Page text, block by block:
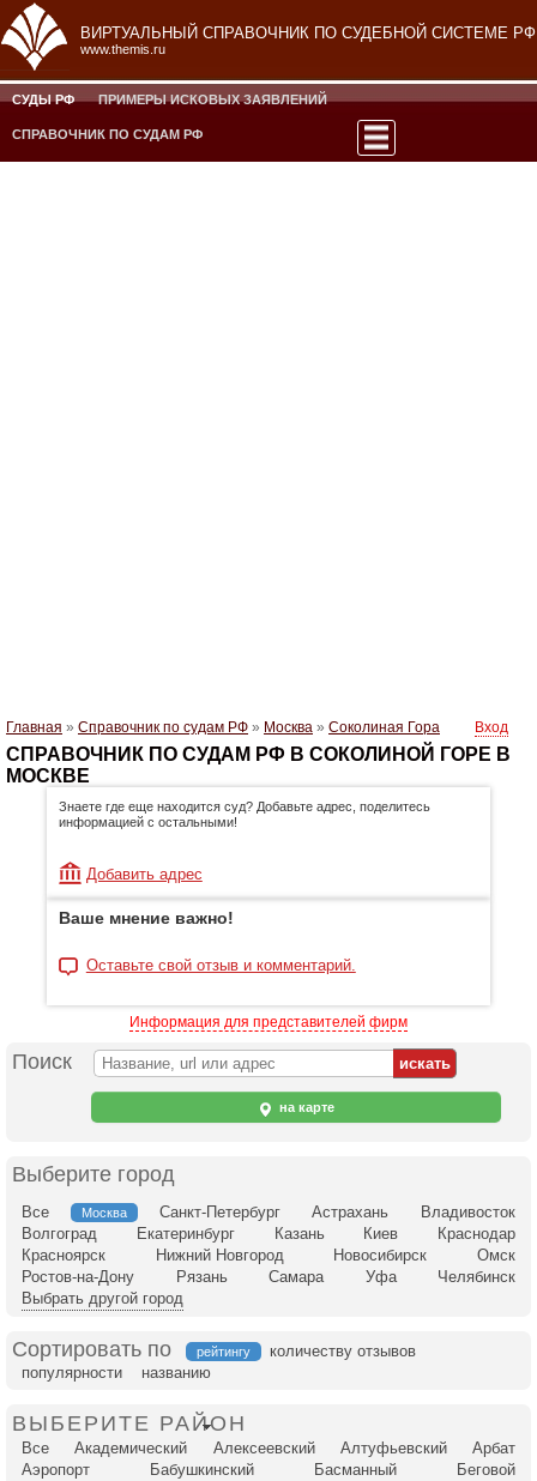
ВИРТУАЛЬНЫЙ СПРАВОЧНИК ПО СУДЕБНОЙ СИСТЕМЕ РФ
www.themis.ru
СУДЫ РФ ПРИМЕРЫ ИСКОВЫХ ЗАЯВЛЕНИЙ
СПРАВОЧНИК ПО СУДАМ РФ
Главная » Справочник по судам РФ » Москва » Соколиная Гора Вход
СПРАВОЧНИК ПО СУДАМ РФ В СОКОЛИНОЙ ГОРЕ В
МОСКВЕ
Знаете где еще находится суд? Добавьте адрес, поделитесь
информацией с остальными!
Добавить адрес
Ваше мнение важно!
Оставьте свой отзыв и комментарий.
Информация для представителей фирм
Поиск
на карте
Выберите город
Все Москва Санкт-Петербург Астрахань
Владивосток
Волгоград
Екатеринбург Казань Киев
Краснодар
Красноярск
Нижний Новгород Новосибирск
Омск
Ростов-на-Дону
Рязань Самара Уфа
Челябинск
Выбрать другой город
Сортировать по рейтингу
количеству отзывов
популярности
названию
ВЫБЕРИТЕ РАЙОН
Все Академический Алексеевский Алтуфьевский
Арбат
Аэропорт
Бабушкинский Басманный
Беговой